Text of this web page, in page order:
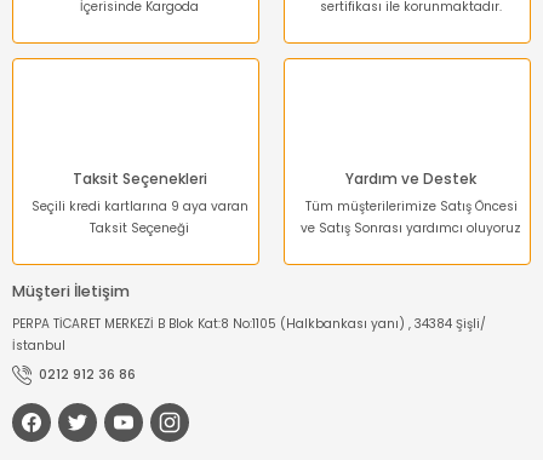
İçerisinde Kargoda
sertifikası ile korunmaktadır.
Taksit Seçenekleri
Seçili kredi kartlarına 9 aya varan
Taksit Seçeneği
Yardım ve Destek
Tüm müşterilerimize Satış Öncesi
ve Satış Sonrası yardımcı oluyoruz
Müşteri İletişim
PERPA TİCARET MERKEZİ B Blok Kat:8 No:1105 (Halkbankası yanı) , 34384 Şişli/
İstanbul
0212 912 36 86